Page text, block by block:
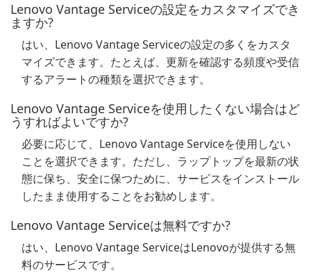
Lenovo Vantage Serviceの設定をカスタマイズでき
ますか?
はい、Lenovo Vantage Serviceの設定の多くをカスタ
マイズできます。たとえば、更新を確認する頻度や受信
するアラートの種類を選択できます。
Lenovo Vantage Serviceを使用したくない場合はど
うすればよいですか?
必要に応じて、Lenovo Vantage Serviceを使用しない
ことを選択できます。ただし、ラップトップを最新の状
態に保ち、安全に保つために、サービスをインストール
したまま使用することをお勧めします。
Lenovo Vantage Serviceは無料ですか?
はい、Lenovo Vantage ServiceはLenovoが提供する無
料のサービスです。